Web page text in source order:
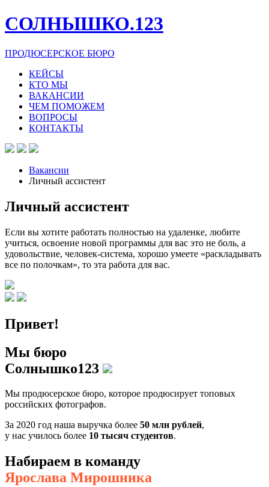
СОЛНЫШКО.123
ПРОДЮСЕРСКОЕ БЮРО
КЕЙСЫ
КТО МЫ
ВАКАНСИИ
ЧЕМ ПОМОЖЕМ
ВОПРОСЫ
КОНТАКТЫ
Вакансии
Личный ассистент
Личный ассистент
Если вы хотите работать полностью на удаленке, любите
учиться, освоение новой программы для вас это не боль, а
удовольствие, человек-система, хорошо умеете «раскладывать
все по полочкам», то эта работа для вас.
Привет!
Мы бюро
Солнышко123
Мы продюсерское бюро, которое продюсирует топовых
российских фотографов.
За 2020 год наша выручка более 50 млн рублей,
у нас училось более 10 тысяч студентов.
Набираем в команду
Ярослава Мирошника